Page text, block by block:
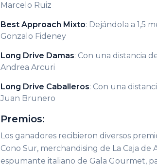
Marcelo Ruiz
Best Approach Mixto: Dejándola a 1,5
Gonzalo Fideney
Long Drive Damas: Con una distancia
Andrea Arcuri
Long Drive Caballeros: Con una
Juan Brunero
Premios:
Los ganadores recibieron diversos
Cono Sur, merchandising de La Caja
espumante italiano de Gala Gourmet,